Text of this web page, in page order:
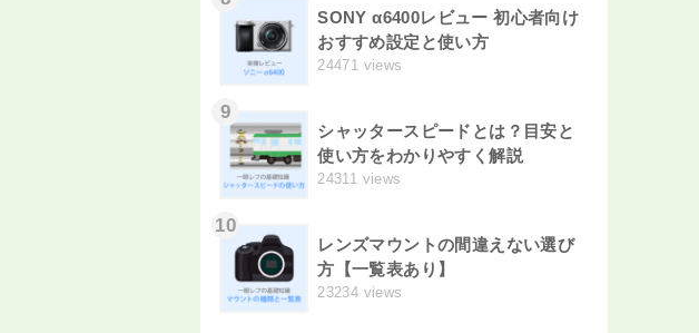
SONY α6400レビュー 初心者向け
おすすめ設定と使い方
24471 views
9
シャッタースピードとは？目安と
使い方をわかりやすく解説
24311 views
10
レンズマウントの間違えない選び
方【一覧表あり】
23234 views